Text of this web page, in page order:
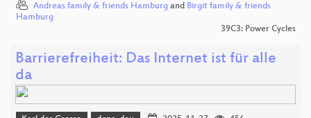
Andreas family & friends Hamburg and Birgit family & friends
Hamburg
39C3: Power Cycles
Barrierefreiheit: Das Internet ist für alle
da